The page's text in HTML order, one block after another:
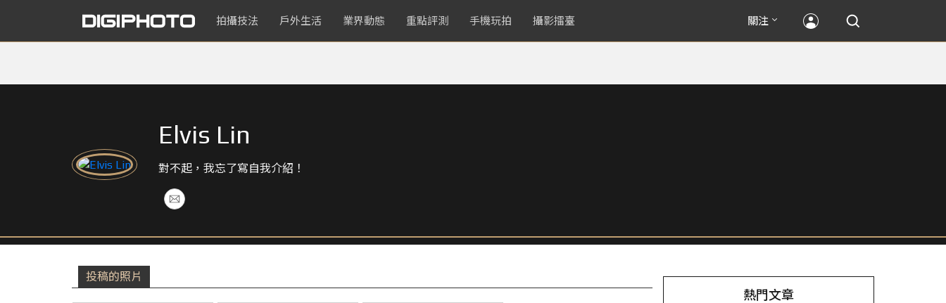
拍攝技法 戶外生活 業界動態 重點評測 手機玩拍 攝影擂臺 關注
Elvis Lin
對不起，我忘了寫自我介紹！
投稿的照片
熱門文章